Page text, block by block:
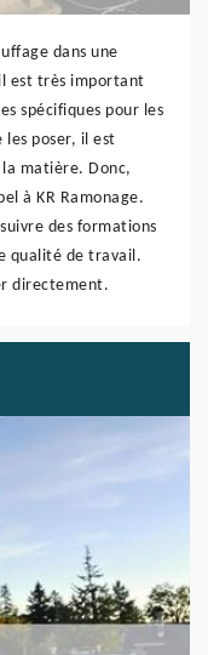
dans une
est très important
spécifiques pour les
les poser, il est
la matière. Donc,
à KR Ramonage.
des formations
qualité de travail.
directement.